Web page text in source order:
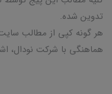
تدوین شده.
هر گونه کپی از مطالب
هماهنگی با شرکت نودال،